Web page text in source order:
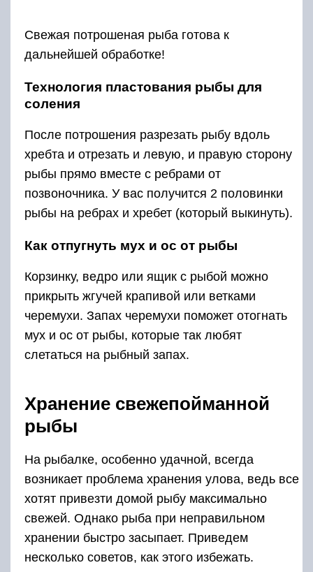
Свежая потрошеная рыба готова к
дальнейшей обработке!
Технология пластования рыбы для
соления
После потрошения разрезать рыбу вдоль
хребта и отрезать и левую, и правую сторону
рыбы прямо вместе с ребрами от
позвоночника. У вас получится 2 половинки
рыбы на ребрах и хребет (который выкинуть).
Как отпугнуть мух и ос от рыбы
Корзинку, ведро или ящик с рыбой можно
прикрыть жгучей крапивой или ветками
черемухи. Запах черемухи поможет отогнать
мух и ос от рыбы, которые так любят
слетаться на рыбный запах.
Хранение свежепойманной
рыбы
На рыбалке, особенно удачной, всегда
возникает проблема хранения улова, ведь все
хотят привезти домой рыбу максимально
свежей. Однако рыба при неправильном
хранении быстро засыпает. Приведем
несколько советов, как этого избежать.